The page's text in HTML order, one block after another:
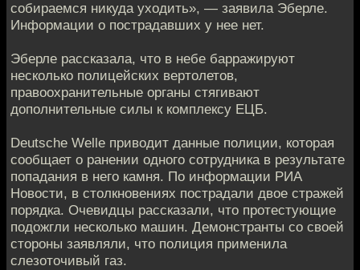
собираемся никуда уходить», — заявила Эберле.
Информации о пострадавших у нее нет.
Эберле рассказала, что в небе барражируют
несколько полицейских вертолетов,
правоохранительные органы стягивают
дополнительные силы к комплексу ЕЦБ.
Deutsche Welle приводит данные полиции, которая
сообщает о ранении одного сотрудника в результате
попадания в него камня. По информации РИА
Новости, в столкновениях пострадали двое стражей
порядка. Очевидцы рассказали, что протестующие
подожгли несколько машин. Демонстранты со своей
стороны заявляли, что полиция применила
слезоточивый газ.